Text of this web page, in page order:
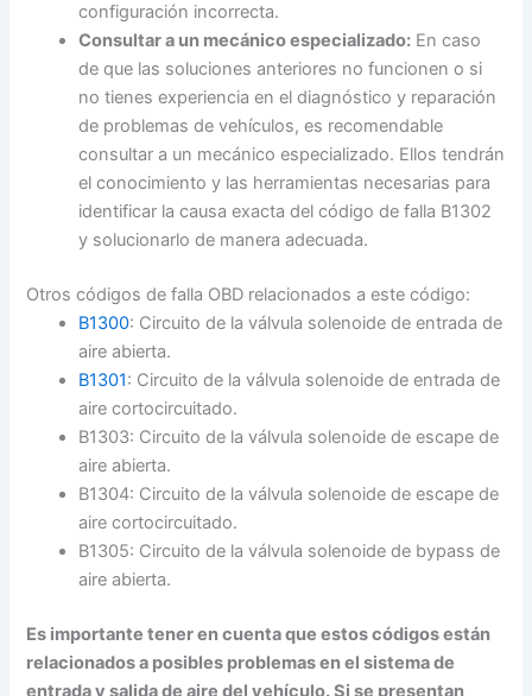
configuración incorrecta.
Consultar a un mecánico especializado: En caso
de que las soluciones anteriores no funcionen o si
no tienes experiencia en el diagnóstico y reparación
de problemas de vehículos, es recomendable
consultar a un mecánico especializado. Ellos tendrán
el conocimiento y las herramientas necesarias para
identificar la causa exacta del código de falla B1302
y solucionarlo de manera adecuada.
Otros códigos de falla OBD relacionados a este código:
B1300: Circuito de la válvula solenoide de entrada de
aire abierta.
B1301: Circuito de la válvula solenoide de entrada de
aire cortocircuitado.
B1303: Circuito de la válvula solenoide de escape de
aire abierta.
B1304: Circuito de la válvula solenoide de escape de
aire cortocircuitado.
B1305: Circuito de la válvula solenoide de bypass de
aire abierta.
Es importante tener en cuenta que estos códigos están
relacionados a posibles problemas en el sistema de
entrada y salida de aire del vehículo. Si se presentan